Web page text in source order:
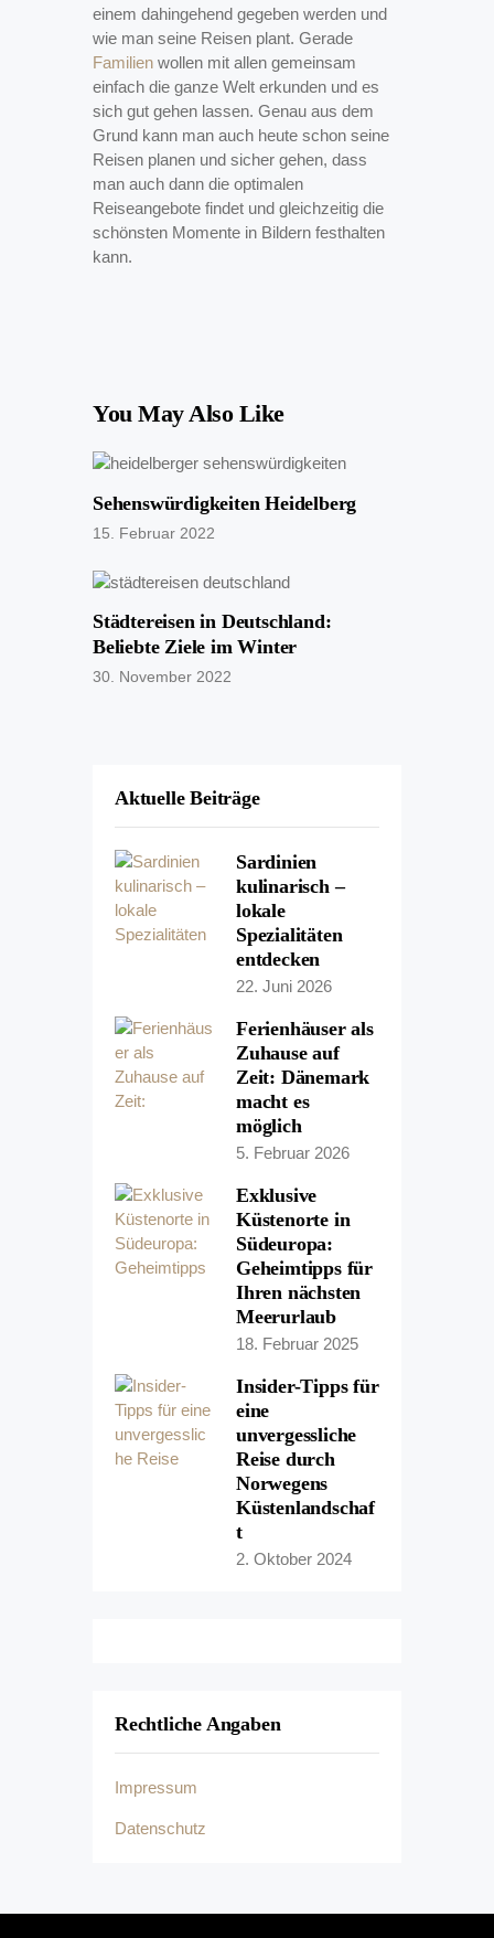
einem dahingehend gegeben werden und
wie man seine Reisen plant. Gerade
Familien wollen mit allen gemeinsam
einfach die ganze Welt erkunden und es
sich gut gehen lassen. Genau aus dem
Grund kann man auch heute schon seine
Reisen planen und sicher gehen, dass
man auch dann die optimalen
Reiseangebote findet und gleichzeitig die
schönsten Momente in Bildern festhalten
kann.
You May Also Like
Sehenswürdigkeiten Heidelberg
15. Februar 2022
Städtereisen in Deutschland:
Beliebte Ziele im Winter
30. November 2022
Aktuelle Beiträge
Sardinien
kulinarisch –
lokale
Spezialitäten
entdecken
22. Juni 2026
Ferienhäuser als
Zuhause auf
Zeit: Dänemark
macht es
möglich
5. Februar 2026
Exklusive
Küstenorte in
Südeuropa:
Geheimtipps für
Ihren nächsten
Meerurlaub
18. Februar 2025
Insider-Tipps für
eine
unvergessliche
Reise durch
Norwegens
Küstenlandschaf
t
2. Oktober 2024
Rechtliche Angaben
Impressum
Datenschutz